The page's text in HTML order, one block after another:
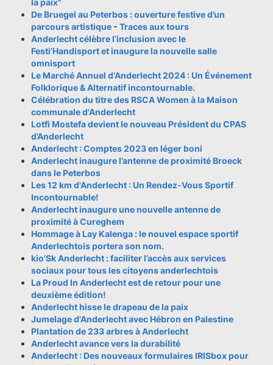
la paix"
De Bruegel au Peterbos : ouverture festive d’un
parcours artistique - Traces aux tours
Anderlecht célèbre l’inclusion avec le
Festi’Handisport et inaugure la nouvelle salle
omnisport
Le Marché Annuel d'Anderlecht 2024 : Un Événement
Folklorique & Alternatif incontournable.
Célébration du titre des RSCA Women à la Maison
communale d'Anderlecht
Lotfi Mostefa devient le nouveau Président du CPAS
d’Anderlecht
Anderlecht : Comptes 2023 en léger boni
Anderlecht inaugure l’antenne de proximité Broeck
dans le Peterbos
Les 12 km d'Anderlecht : Un Rendez-Vous Sportif
Incontournable!
Anderlecht inaugure une nouvelle antenne de
proximité à Cureghem
Hommage à Lay Kalenga : le nouvel espace sportif
Anderlechtois portera son nom.
kio’Sk Anderlecht : faciliter l’accès aux services
sociaux pour tous les citoyens anderlechtois
La Proud In Anderlecht est de retour pour une
deuxième édition!
Anderlecht hisse le drapeau de la paix
Jumelage d'Anderlecht avec Hébron en Palestine
Plantation de 233 arbres à Anderlecht
Anderlecht avance vers la durabilité
Anderlecht : Des nouveaux formulaires IRISbox pour